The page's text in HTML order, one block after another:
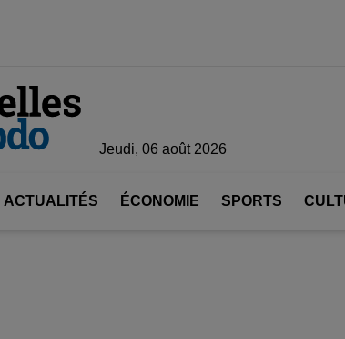
Jeudi, 06 août 2026
ACTUALITÉS ÉCONOMIE SPORTS